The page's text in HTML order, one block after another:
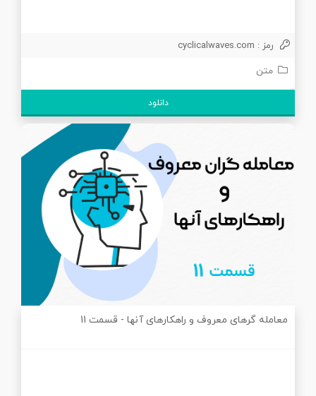
رمز : cyclicalwaves.com
متن
دانلود
معامله گرهای معروف و راهکارهای آنها - قسمت 11